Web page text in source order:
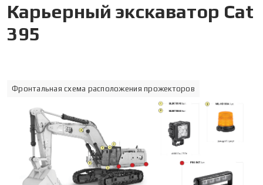
Карьерный экскаватор Cat
395
Фронтальная схема расположения прожекторов